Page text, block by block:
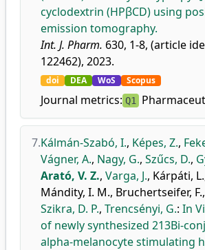
cyclodextrin (HPβCD) using
emission tomography.
Int. J. Pharm. 630, 1-8, (article
122462), 2023.
doi DEA WoS Scopus
Journal metrics: Q1
7.Kálmán-Szabó, I., Képes, Z.,
Vágner, A., Nagy, G., Szűcs, D.,
Arató, V. Z., Varga, J., Kárpáti, L.
Mándity, I. M., Bruchertseifer, F.,
Szikra, D. P., Trencsényi, G.: In
of newly synthesized 213Bi-
alpha-melanocyte stimulating